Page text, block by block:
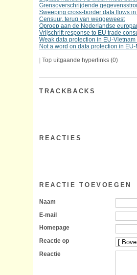
Grensoverschrijdende
Sweeping cross-border data flows
Censuur, terug van weggeweest
Oproep aan de Nederlandse
Vrijschrift response to EU trade
Weak data protection in EU-
Not a word on data protection in
Top uitgaande hyperlinks (0)
TRACKBACKS
REACTIES
REACTIE TOEVOEGEN
Naam
E-mail
Homepage
Reactie op
Reactie